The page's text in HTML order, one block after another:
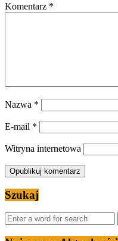
Komentarz *
Nazwa *
E-mail *
Witryna internetowa
Szukaj